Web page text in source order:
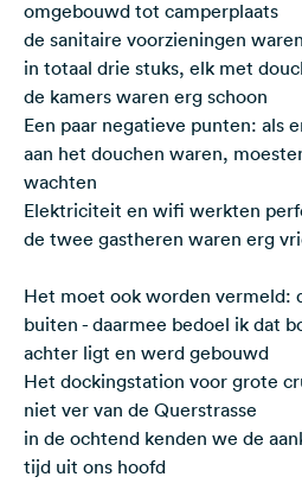
omgebouwd tot camperplaats
de sanitaire voorzieningen
in totaal drie stuks, elk met
de kamers waren erg schoon
Een paar negatieve punten: als
aan het douchen waren,
wachten
Elektriciteit en wifi werkten
de twee gastheren waren erg
Het moet ook worden vermeld:
buiten - daarmee bedoel ik dat
achter ligt en werd gebouwd
Het dockingstation voor grote
niet ver van de Querstrasse
in de ochtend kenden we de
tijd uit ons hoofd